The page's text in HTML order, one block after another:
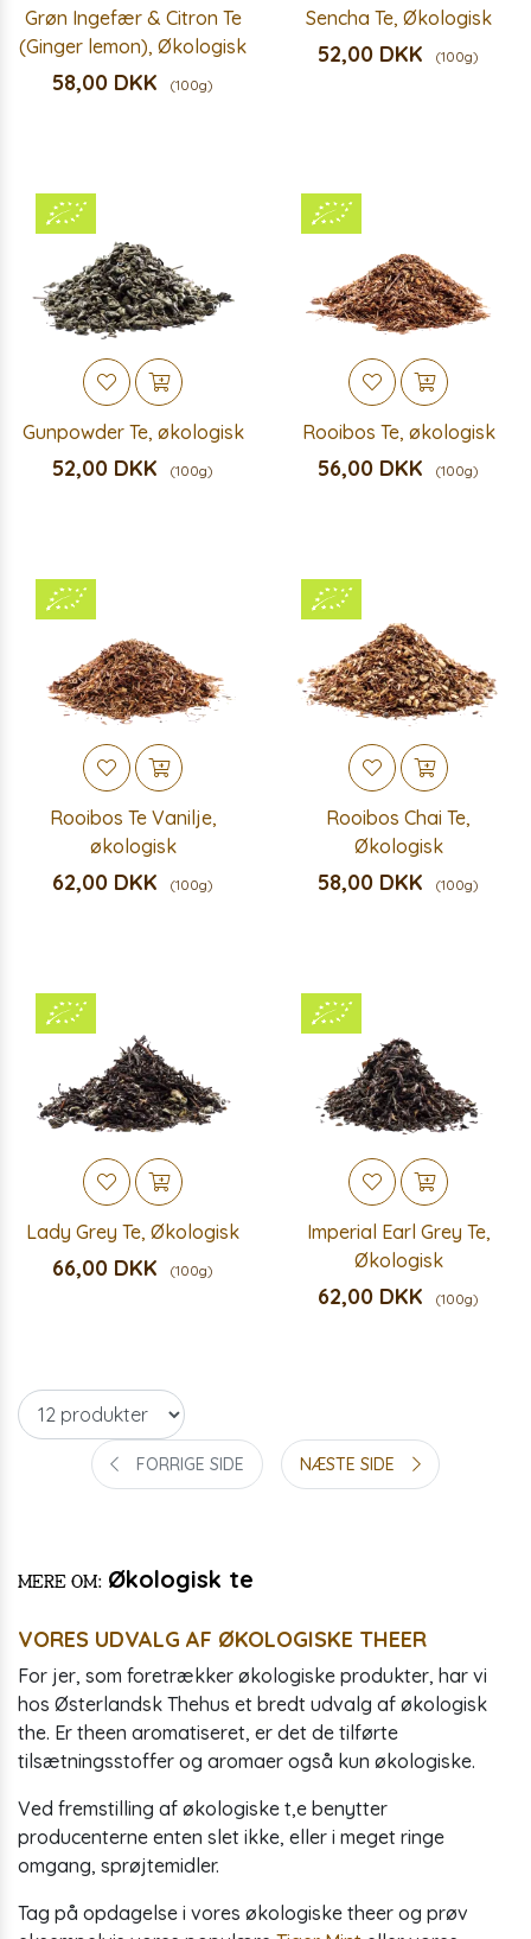
Grøn Ingefær & Citron Te
(Ginger lemon), Økologisk
58,00 DKK (100g)
Sencha Te, Økologisk
52,00 DKK (100g)
Gunpowder Te, økologisk
52,00 DKK (100g)
Rooibos Te, økologisk
56,00 DKK (100g)
Rooibos Te Vanilje,
økologisk
62,00 DKK (100g)
Rooibos Chai Te,
Økologisk
58,00 DKK (100g)
Lady Grey Te, Økologisk
66,00 DKK (100g)
Imperial Earl Grey Te,
Økologisk
62,00 DKK (100g)
FORRIGE SIDE NÆSTE SIDE
Mere om: Økologisk te
VORES UDVALG AF ØKOLOGISKE THEER
For jer, som foretrækker økologiske produkter, har vi
hos Østerlandsk Thehus et bredt udvalg af økologisk
the. Er theen aromatiseret, er det de tilførte
tilsætningsstoffer og aromaer også kun økologiske.
Ved fremstilling af økologiske t,e benytter
producenterne enten slet ikke, eller i meget ringe
omgang, sprøjtemidler.
Tag på opdagelse i vores økologiske theer og prøv